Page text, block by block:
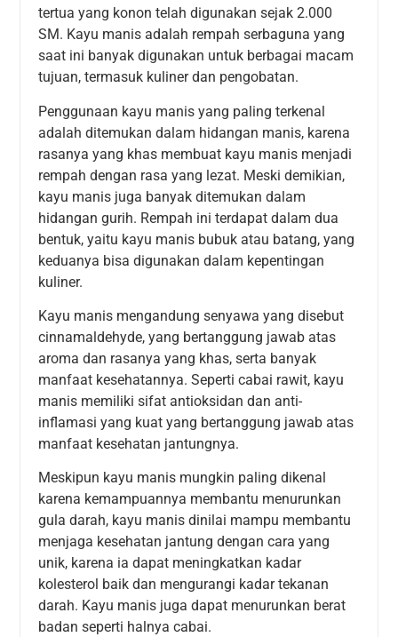
tertua yang konon telah digunakan sejak 2.000
SM. Kayu manis adalah rempah serbaguna yang
saat ini banyak digunakan untuk berbagai macam
tujuan, termasuk kuliner dan pengobatan.
Penggunaan kayu manis yang paling terkenal
adalah ditemukan dalam hidangan manis, karena
rasanya yang khas membuat kayu manis menjadi
rempah dengan rasa yang lezat. Meski demikian,
kayu manis juga banyak ditemukan dalam
hidangan gurih. Rempah ini terdapat dalam dua
bentuk, yaitu kayu manis bubuk atau batang, yang
keduanya bisa digunakan dalam kepentingan
kuliner.
Kayu manis mengandung senyawa yang disebut
cinnamaldehyde, yang bertanggung jawab atas
aroma dan rasanya yang khas, serta banyak
manfaat kesehatannya. Seperti cabai rawit, kayu
manis memiliki sifat antioksidan dan anti-
inflamasi yang kuat yang bertanggung jawab atas
manfaat kesehatan jantungnya.
Meskipun kayu manis mungkin paling dikenal
karena kemampuannya membantu menurunkan
gula darah, kayu manis dinilai mampu membantu
menjaga kesehatan jantung dengan cara yang
unik, karena ia dapat meningkatkan kadar
kolesterol baik dan mengurangi kadar tekanan
darah. Kayu manis juga dapat menurunkan berat
badan seperti halnya cabai.